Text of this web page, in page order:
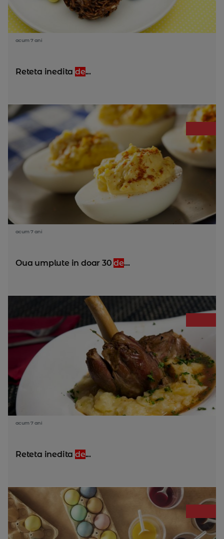
acum 7 ani
Reteta ineditade...
acum 7 ani
Oua umplute in doar 30de...
acum 7 ani
Reteta ineditade...